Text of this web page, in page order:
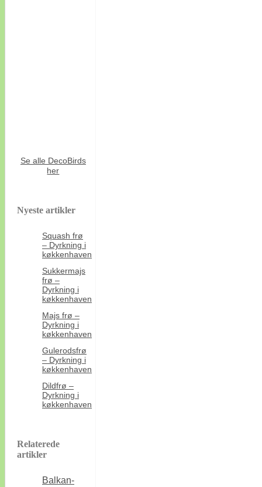
Se alle DecoBirds
her
Nyeste artikler
Squash frø
– Dyrkning i
køkkenhaven
Sukkermajs
frø –
Dyrkning i
køkkenhaven
Majs frø –
Dyrkning i
køkkenhaven
Gulerodsfrø
– Dyrkning i
køkkenhaven
Dildfrø –
Dyrkning i
køkkenhaven
Relaterede
artikler
Balkan-